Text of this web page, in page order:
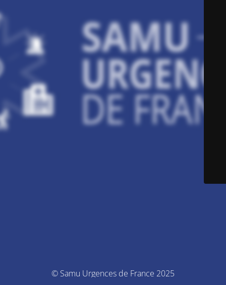
© Samu Urgences de France 2025